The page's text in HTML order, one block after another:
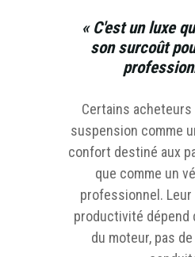
« C'est un luxe
son surcoût
Certains
suspension comme
confort destiné aux
que comme un
professionnel.
productivité dépend
du moteur, pas